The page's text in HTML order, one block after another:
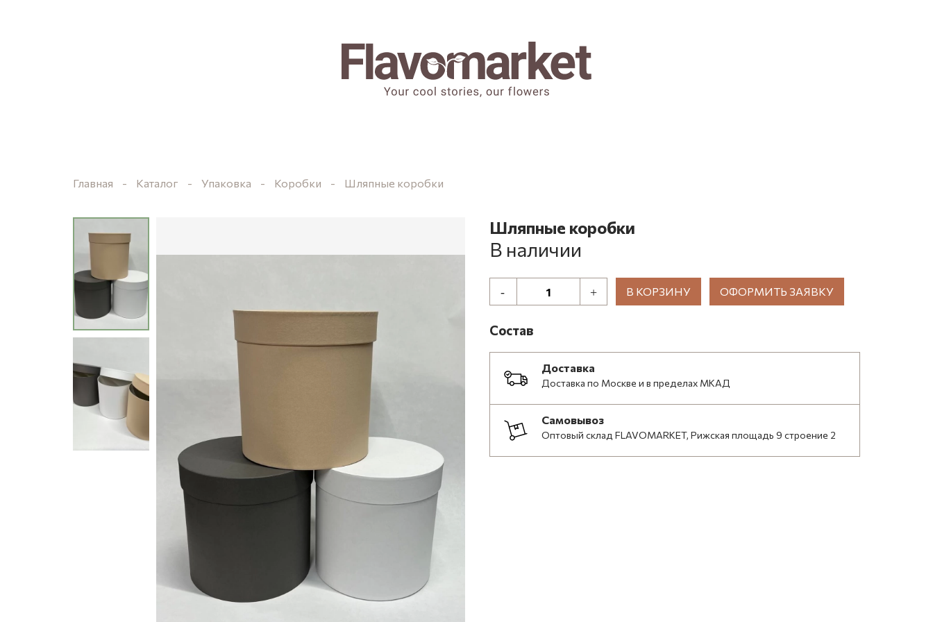
Главная Каталог Упаковка Коробки Шляпные коробки
Шляпные коробки
В наличии
В КОРЗИНУ ОФОРМИТЬ ЗАЯВКУ
Состав
Доставка
Доставка по Москве и в пределах МКАД
Самовывоз
Оптовый склад FLAVOMARKET, Рижская площадь 9 строение 2